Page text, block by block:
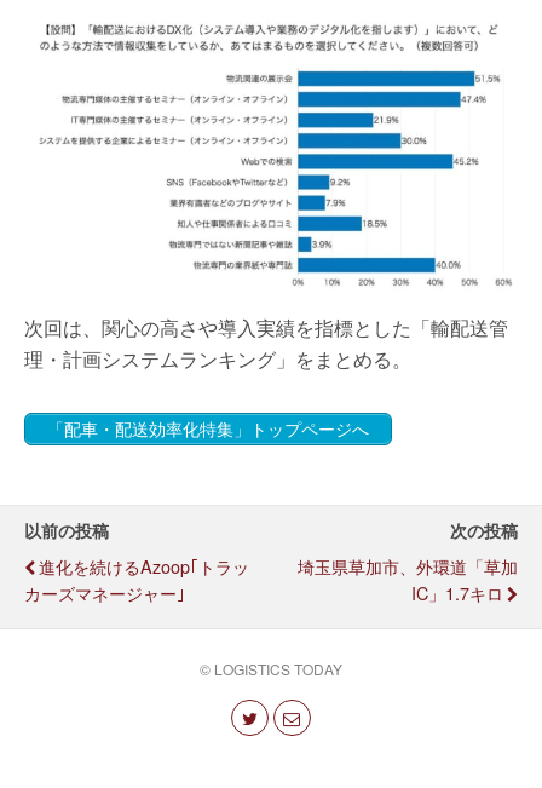
次回は、関心の高さや導入実績を指標とした「輸配送管
理・計画システムランキング」をまとめる。
「配車・配送効率化特集」トップページへ
以前の投稿
進化を続けるAzoop｢トラッ
カーズマネージャー｣
次の投稿
埼玉県草加市、外環道「草加
IC」1.7キロ
© LOGISTICS TODAY